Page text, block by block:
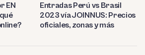
EN
Entradas Perú vs Brasil
2023 vía JOINNUS: Precios
oficiales, zonas y más